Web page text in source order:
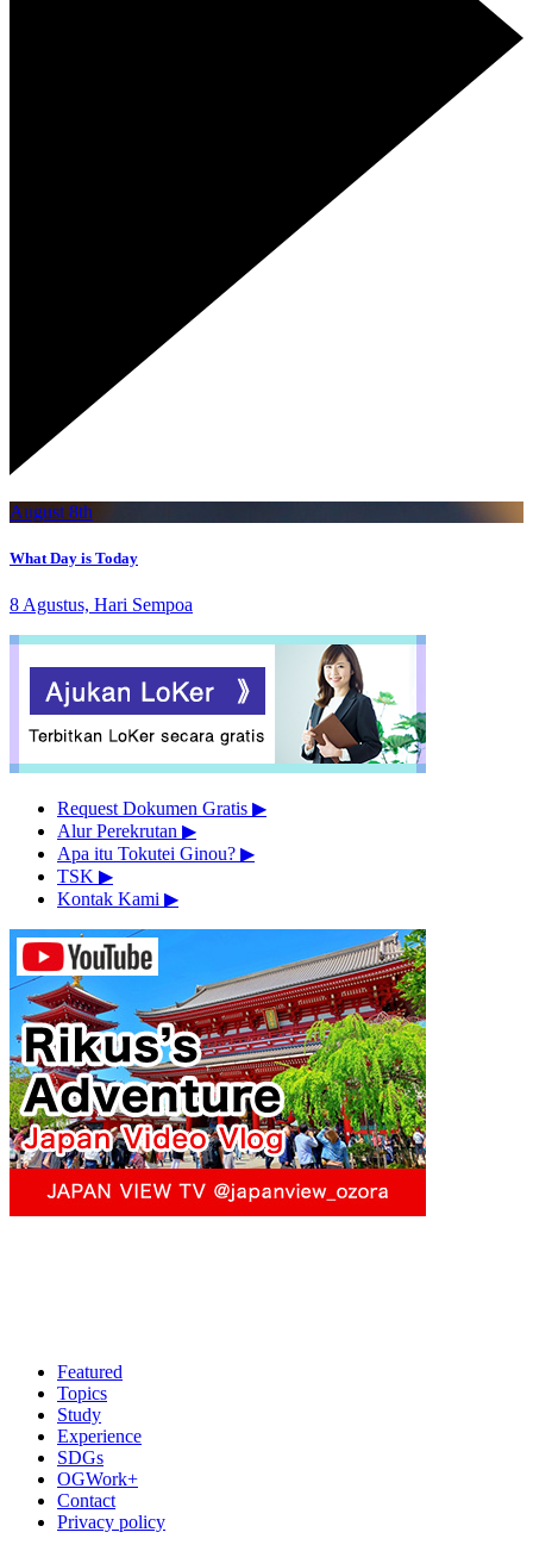
August 8th
What Day is Today
8 Agustus, Hari Sempoa
Request Dokumen Gratis ▶︎
Alur Perekrutan ▶︎
Apa itu Tokutei Ginou? ▶︎
TSK ▶︎
Kontak Kami ▶︎
Featured
Topics
Study
Experience
SDGs
OGWork+
Contact
Privacy policy